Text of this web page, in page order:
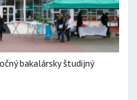
bakalársky študijný